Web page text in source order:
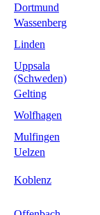
Dortmund
Wassenberg
Linden
Uppsala
(Schweden)
Gelting
Wolfhagen
Mulfingen
Uelzen
Koblenz